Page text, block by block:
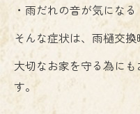
・雨だれの音が気になる
そんな症状は、雨樋交
大切なお家を守る為に
す。